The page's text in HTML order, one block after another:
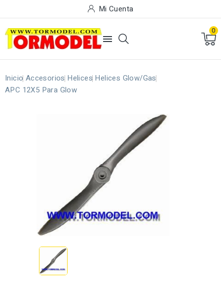
Mi Cuenta

0
Inicio Accesorios Helices Helices Glow/Gas
APC 12X5 Para Glow